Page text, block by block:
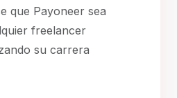
que Payoneer sea
freelancer
su carrera